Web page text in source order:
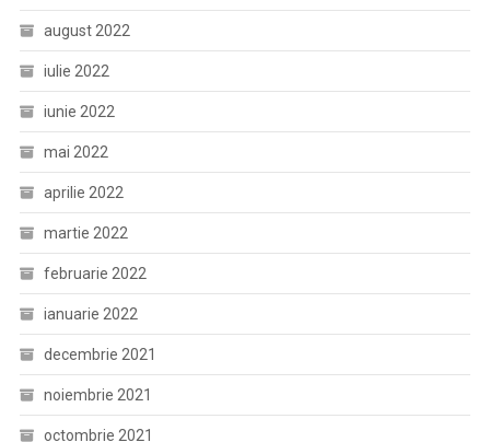
august 2022
iulie 2022
iunie 2022
mai 2022
aprilie 2022
martie 2022
februarie 2022
ianuarie 2022
decembrie 2021
noiembrie 2021
octombrie 2021